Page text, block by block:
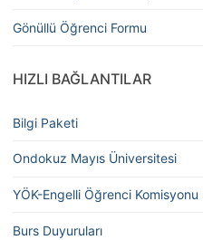
Gönüllü Öğrenci Formu
HIZLI BAĞLANTILAR
Bilgi Paketi
Ondokuz Mayıs Üniversitesi
YÖK-Engelli Öğrenci Komisyonu
Burs Duyuruları